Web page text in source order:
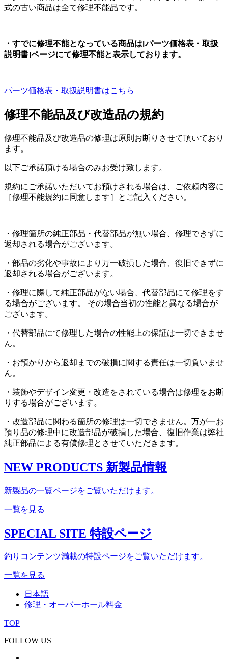
式の古い商品は全て修理不能品です。
・すでに修理不能となっている商品は[パーツ価格表・取扱
説明書]ページにて修理不能と表示しております。
パーツ価格表・取扱説明書はこちら
修理不能品及び改造品の規約
修理不能品及び改造品の修理は原則お断りさせて頂いており
ます。
以下ご承諾頂ける場合のみお受け致します。
規約にご承諾いただいてお預けされる場合は、ご依頼内容に
［修理不能規約に同意します］とご記入ください。
・修理箇所の純正部品・代替部品が無い場合、修理できずに
返却される場合がございます。
・部品の劣化や事故により万一破損した場合、復旧できずに
返却される場合がございます。
・修理に際して純正部品がない場合、代替部品にて修理をす
る場合がございます。 その場合当初の性能と異なる場合が
ございます。
・代替部品にて修理した場合の性能上の保証は一切できませ
ん。
・お預かりから返却までの破損に関する責任は一切負いませ
ん。
・装飾やデザイン変更・改造をされている場合は修理をお断
りする場合がございます。
・改造部品に関わる箇所の修理は一切できません。万が一お
預り品の修理中に改造部品が破損した場合、復旧作業は弊社
純正部品による有償修理とさせていただきます。
NEW PRODUCTS 新製品情報
新製品の一覧ページをご覧いただけます。
一覧を見る
SPECIAL SITE 特設ページ
釣りコンテンツ満載の特設ページをご覧いただけます。
一覧を見る
日本語
修理・オーバーホール料金
TOP
FOLLOW US